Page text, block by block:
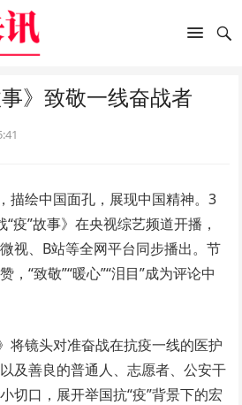
》致敬一线奋战者
绘中国面孔，展现中国精神。3
疫”故事》在央视综艺频道开播，
视、B站等全网平台同步播出。节
，“致敬”“暖心”“泪目”成为评论中
镜头对准奋战在抗疫一线的医护
及善良的普通人、志愿者、公安干
切口，展开举国抗“疫”背景下的宏